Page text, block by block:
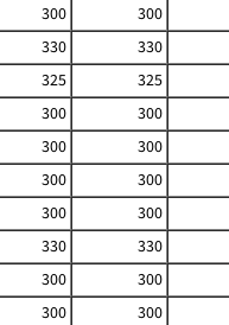
300 300
330 330
325 325
300 300
300 300
300 300
300 300
330 330
300 300
300 300